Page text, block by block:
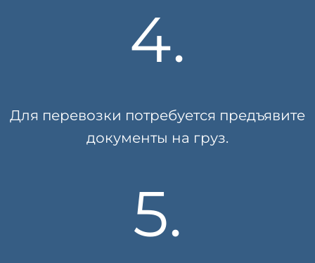
4.
Для перевозки потребуется предъявите
документы на груз.
5.